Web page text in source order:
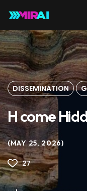
DISSEMINATION
H come
MAY 25, 2026
27